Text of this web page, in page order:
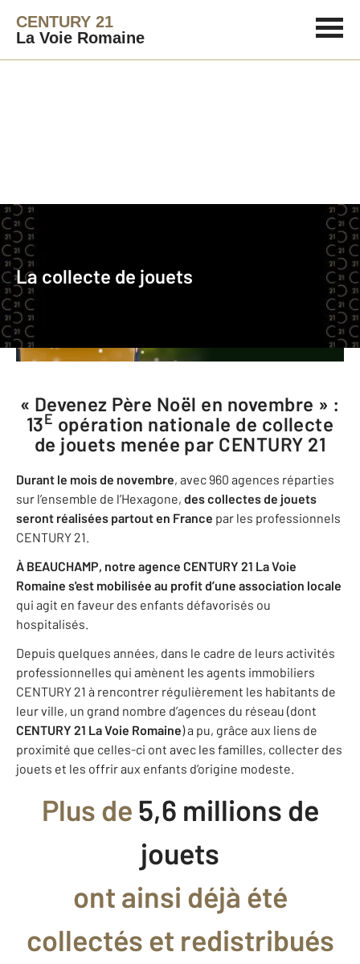
CENTURY 21
La Voie Romaine
La collecte de jouets
« Devenez Père Noël en novembre » :
13e opération nationale de collecte
de jouets menée par CENTURY 21
Durant le mois de novembre, avec 960 agences réparties
sur l’ensemble de l’Hexagone, des collectes de jouets
seront réalisées partout en France par les professionnels
CENTURY 21.
À BEAUCHAMP, notre agence CENTURY 21 La Voie
Romaine s'est mobilisée au profit d’une association locale
qui agit en faveur des enfants défavorisés ou
hospitalisés.
Depuis quelques années, dans le cadre de leurs activités
professionnelles qui amènent les agents immobiliers
CENTURY 21 à rencontrer régulièrement les habitants de
leur ville, un grand nombre d’agences du réseau (dont
CENTURY 21 La Voie Romaine) a pu, grâce aux liens de
proximité que celles-ci ont avec les familles, collecter des
jouets et les offrir aux enfants d’origine modeste.
Plus de 5,6 millions de
jouets
ont ainsi déjà été
collectés et redistribués